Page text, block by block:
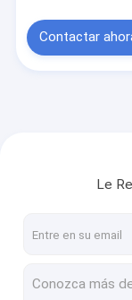
Pida una cita
Autobús del
Escaleras
Aeropuerto
Contactar
Le